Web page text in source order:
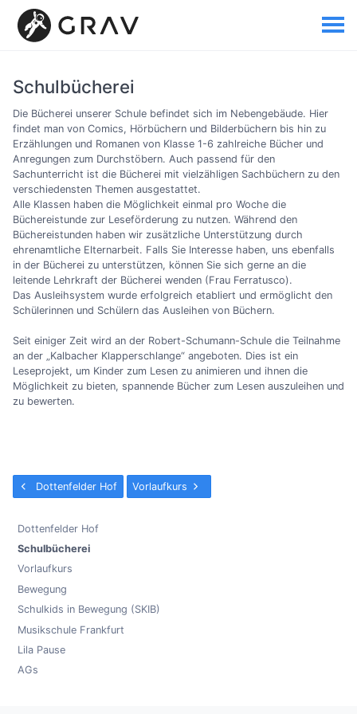
Schulbücherei
Die Bücherei unserer Schule befindet sich im Nebengebäude. Hier
findet man von Comics, Hörbüchern und Bilderbüchern bis hin zu
Erzählungen und Romanen von Klasse 1-6 zahlreiche Bücher und
Anregungen zum Durchstöbern. Auch passend für den
Sachunterricht ist die Bücherei mit vielzähligen Sachbüchern zu den
verschiedensten Themen ausgestattet.
Alle Klassen haben die Möglichkeit einmal pro Woche die
Büchereistunde zur Leseförderung zu nutzen. Während den
Büchereistunden haben wir zusätzliche Unterstützung durch
ehrenamtliche Elternarbeit. Falls Sie Interesse haben, uns ebenfalls
in der Bücherei zu unterstützen, können Sie sich gerne an die
leitende Lehrkraft der Bücherei wenden (Frau Ferratusco).
Das Ausleihsystem wurde erfolgreich etabliert und ermöglicht den
Schülerinnen und Schülern das Ausleihen von Büchern.
Seit einiger Zeit wird an der Robert-Schumann-Schule die Teilnahme
an der „Kalbacher Klapperschlange“ angeboten. Dies ist ein
Leseprojekt, um Kinder zum Lesen zu animieren und ihnen die
Möglichkeit zu bieten, spannende Bücher zum Lesen auszuleihen und
zu bewerten.
Dottenfelder Hof Vorlaufkurs
Dottenfelder Hof
Schulbücherei
Vorlaufkurs
Bewegung
Schulkids in Bewegung (SKIB)
Musikschule Frankfurt
Lila Pause
AGs